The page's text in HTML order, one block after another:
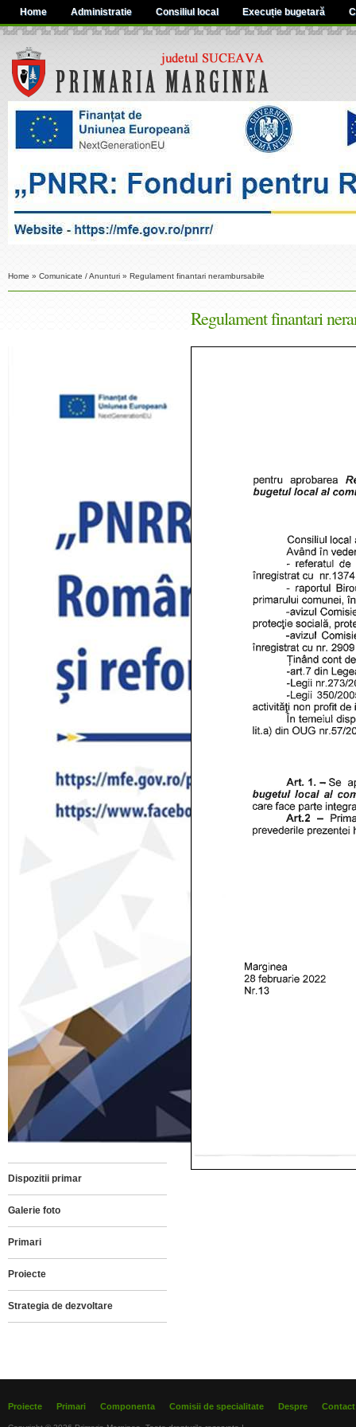
Home Administratie Consiliul local Execuție bugetară
Home » Comunicate / Anunturi » Regulament finantari nerambursabile
Regulament finantari
Dispozitii primar
Galerie foto
Primari
Proiecte
Strategia de dezvoltare
Proiecte Primari Componenta Comisii de specialitate Despre Contact